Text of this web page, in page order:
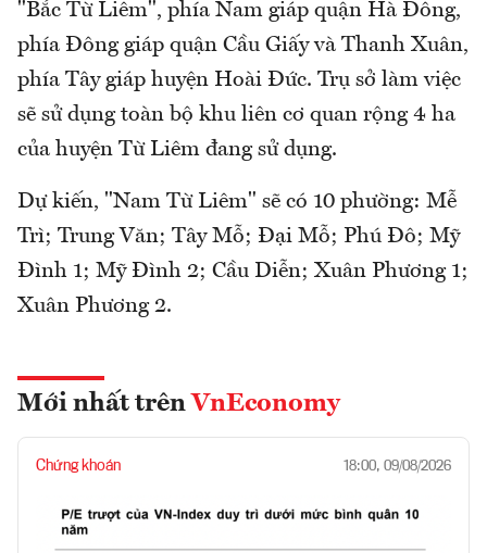
"Bắc Từ Liêm", phía Nam giáp quận Hà Đông,
phía Đông giáp quận Cầu Giấy và Thanh Xuân,
phía Tây giáp huyện Hoài Đức. Trụ sở làm việc
sẽ sử dụng toàn bộ khu liên cơ quan rộng 4 ha
của huyện Từ Liêm đang sử dụng.
Dự kiến, "Nam Từ Liêm" sẽ có 10 phường: Mễ
Trì; Trung Văn; Tây Mỗ; Đại Mỗ; Phú Đô; Mỹ
Đình 1; Mỹ Đình 2; Cầu Diễn; Xuân Phương 1;
Xuân Phương 2.
Mới nhất trên VnEconomy
Chứng khoán 18:00, 09/08/2026